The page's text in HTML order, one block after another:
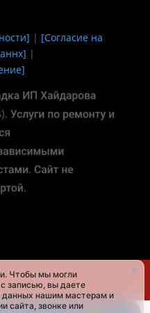
| [Согласие на
|
Чтобы мы могли
записью, вы даете
данных нашим мастерам и
сайта, звонке или